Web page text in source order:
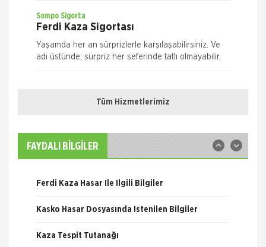
Sompo Sigorta
Ferdi Kaza Sigortası
Yaşamda her an sürprizlerle karşılaşabilirsiniz. Ve
adı üstünde; sürpriz her seferinde tatlı olmayabilir,
risk taşıyabilir. Yolda yürürken, evde ya da iş yeriniz
Ferdi Kaza Sigortası
akışı içinde uğrayabileceğiniz pek çok kaza
nedeniyle sizin ve aileniz
Sompo Sigorta
Bireysel Genişletilmiş Kasko Otomobiliniz,
yaşamınızın artık vazgeçilmezlerinden biri.
Dilediğiniz yere, dilediğiniz zamanda gidebilme
özgürlüğüne sahipsiniz. M
Kasko Sigortası
Tüm Hizmetlerimiz
FAYDALI BİLGİLER
ONLİNE Dask Prim Hesaplama
Trafik Hasarı için Gerekli Bilgiler
Yangın Hasarı ile ilgili Bilgiler
Ferdi Kaza Hasar İle İlgili Bilgiler
Kasko Hasar Dosyasında İstenilen Bilgiler
Kaza Tespit Tutanağı